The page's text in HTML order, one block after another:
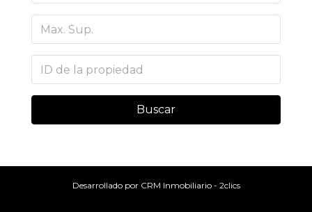
Buscar
Desarrollado por CRM Inmobiliario - 2clics